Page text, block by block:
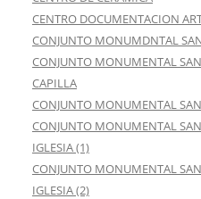
CENTRO DOCUMENTACION
CONJUNTO MONUMDNTAL
CONJUNTO MONUMENTAL
CAPILLA
CONJUNTO MONUMENTAL
CONJUNTO MONUMENTAL
IGLESIA (1)
CONJUNTO MONUMENTAL
IGLESIA (2)